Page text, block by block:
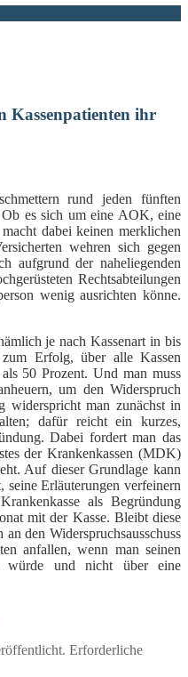
Kassenpatienten ihr
rund jeden fünften
es sich um eine AOK, eine
dabei keinen merklichen
wehren sich gegen
aufgrund der naheliegenden
Rechtsabteilungen
wenig ausrichten könne.
je nach Kassenart in bis
Erfolg, über alle Kassen
50 Prozent. Und man muss
um den Widerspruch
widerspricht man zunächst in
dafür reicht ein kurzes,
Dabei fordert man das
der Krankenkassen (MDK)
Auf dieser Grundlage kann
seine Erläuterungen verfeinern
als Begründung
mit der Kasse. Bleibt diese
den Widerspruchsausschuss
anfallen, wenn man seinen
würde und nicht über eine
Erforderliche